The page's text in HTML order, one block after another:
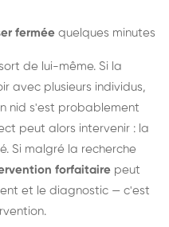
fermée quelques minutes
de lui-même. Si la
avec plusieurs individus,
nid s'est probablement
peut alors intervenir : la
Si malgré la recherche
forfaitaire peut
et le diagnostic — c'est